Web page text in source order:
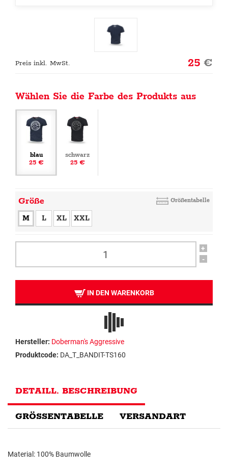
Preis inkl. MwSt. 25€
Wählen Sie die Farbe des Produkts aus
blau
25 €
schwarz
25 €
Größe Größentabelle
M L XL XXL
+
-
IN DEN WARENKORB
Hersteller: Doberman's Aggressive
Produktcode: DA_T_BANDIT-TS160
DETAILL. BESCHREIBUNG
GRÖSSENTABELLE VERSANDART
Material: 100% Baumwolle